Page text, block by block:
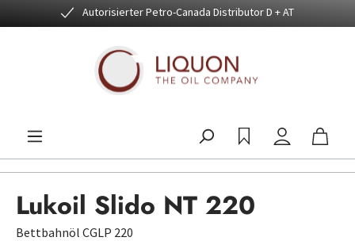
Zum Hauptinhalt springenAutorisierter Petro-Canada Distributor D + AT
Lukoil Slido NT 220
Bettbahnöl CGLP 220